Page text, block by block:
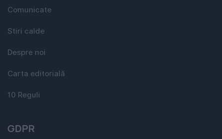
Comunicate
Stiri calde
Despre noi
Carta editorială
10 Reguli
GDPR